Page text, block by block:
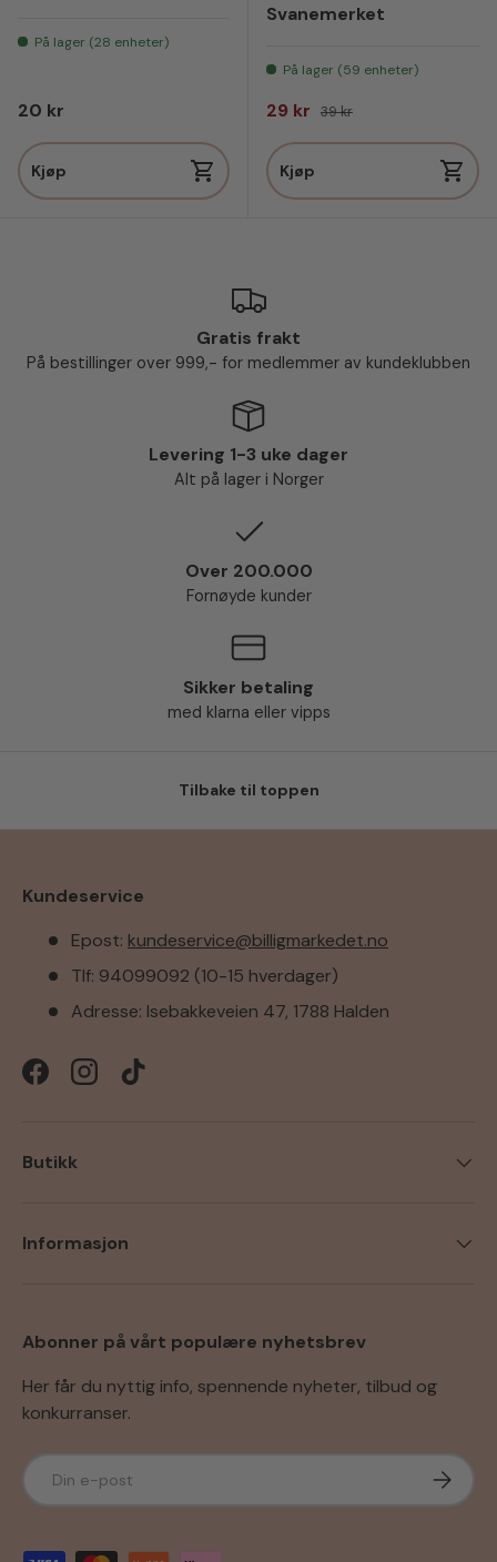
På lager (28 enheter)
Vanlig pris
20 kr
Kjøp
Svanemerket
På lager (59 enheter)
Salgspris
29 kr Vanlig pris
39 kr
Kjøp
Gratis frakt
På bestillinger over 999,- for medlemmer av kundeklubben
Levering 1-3 uke dager
Alt på lager i Norger
Over 200.000
Fornøyde kunder
Sikker betaling
med klarna eller vipps
Tilbake til toppen
Kundeservice
Epost: kundeservice@billigmarkedet.no
Tlf: 94099092 (10-15 hverdager)
Adresse: Isebakkeveien 47, 1788 Halden
FacebookInstagramTikTok
Butikk
Informasjon
Abonner på vårt populære nyhetsbrev
Her får du nyttig info, spennende nyheter, tilbud og
konkurranser.
E-post Abonner